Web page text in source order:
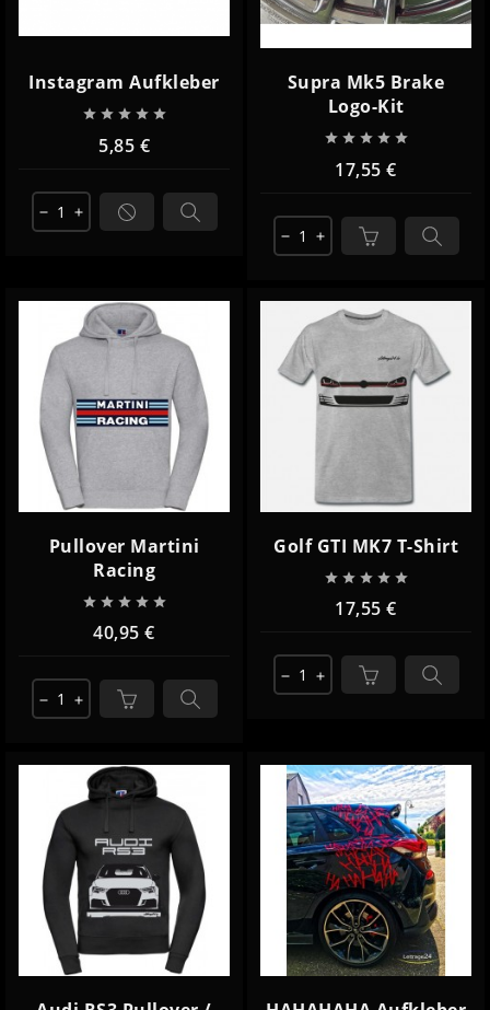
Instagram Aufkleber
    
5,85 €
remove add
Supra Mk5 Brake
Logo-Kit
    
17,55 €
remove add
Pullover Martini
Racing
    
40,95 €
remove add
Golf GTI MK7 T-Shirt
    
17,55 €
remove add